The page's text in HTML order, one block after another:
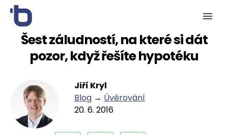
Šest záludností, na které si dát
pozor, když řešíte hypotéku
Jiří Kryl
Blog → Úvěrování
20. 6. 2016